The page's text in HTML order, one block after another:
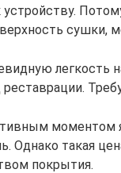
сушки,
легкость
моментом
Однако такая
покрытия.